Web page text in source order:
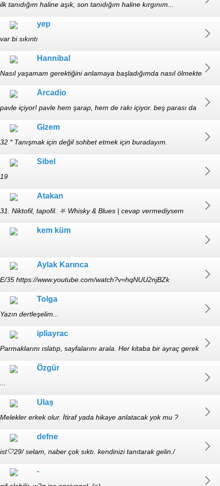
ilk tanıdığım haline aşık, son tanıdığım haline kırgınım...
yep
var bi sıkıntı
Hannibal
Nasıl yaşamam gerektiğini anlamaya başladığımda nasıl ölmekte
olduğumu gördüm https://youtu.be/vP-HSoe7IAU?
Arcadio
pavle içiyor! pavle hem şarap, hem de rakı içiyor. beş parası da
yok. 30-erkek
Gizem
32 * Tanışmak için değil sohbet etmek için buradayım.
Sibel
19
Atakan
31. Niktofil, tapofil. ⛧ Whisky & Blues | cevap vermediysem
görmemişimdir, tekrar yazabilirsiniz.
kem küm
Aylak Karınca
E/35 https://www.youtube.com/watch?v=hqNUU2njBZk
Tolga
Yazın dertleşelim...
ipliayrac
Parmaklarını ıslatıp, sayfalarını arala. Her kitaba bir ayraç gerek
Özgür
Ulaş
Melekler erkek olur. İtiraf yada hikaye anlatacak yok mu ?
defne
ist🤍29/ selam, naber çok sıktı. kendinizi tanıtarak gelin./
-